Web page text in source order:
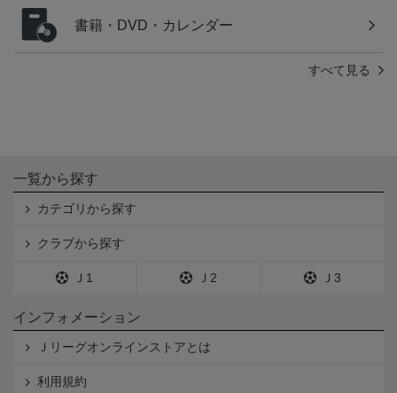
書籍・DVD・カレンダー
すべて見る
一覧から探す
カテゴリから探す
クラブから探す
Ｊ1 Ｊ2 Ｊ3
インフォメーション
Ｊリーグオンラインストアとは
利用規約